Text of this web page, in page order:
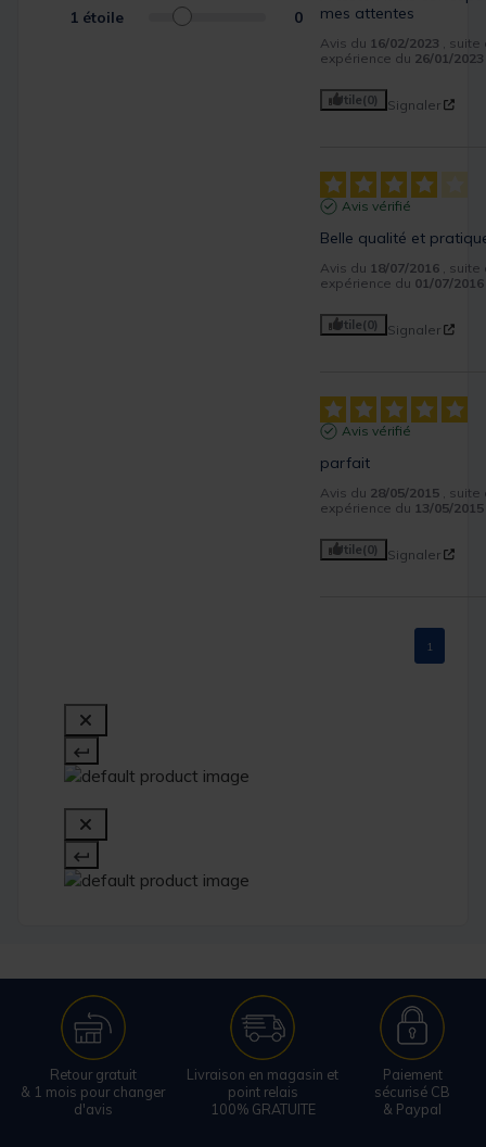
1 étoile 0
mes attentes
Avis du 16/02/2023
,
expérience du 26/01/2023
Utile(0) Signaler
Avis vérifié
Belle qualité et
Avis du 18/07/2016
,
expérience du 01/07/2016
Utile(0) Signaler
Avis vérifié
parfait
Avis du 28/05/2015
,
expérience du 13/05/2015
Utile(0) Signaler
1
Retour gratuit
& 1 mois pour changer
d'avis
Livraison en magasin et
point relais
100% GRATUITE
Paiement
sécurisé CB
& Paypal